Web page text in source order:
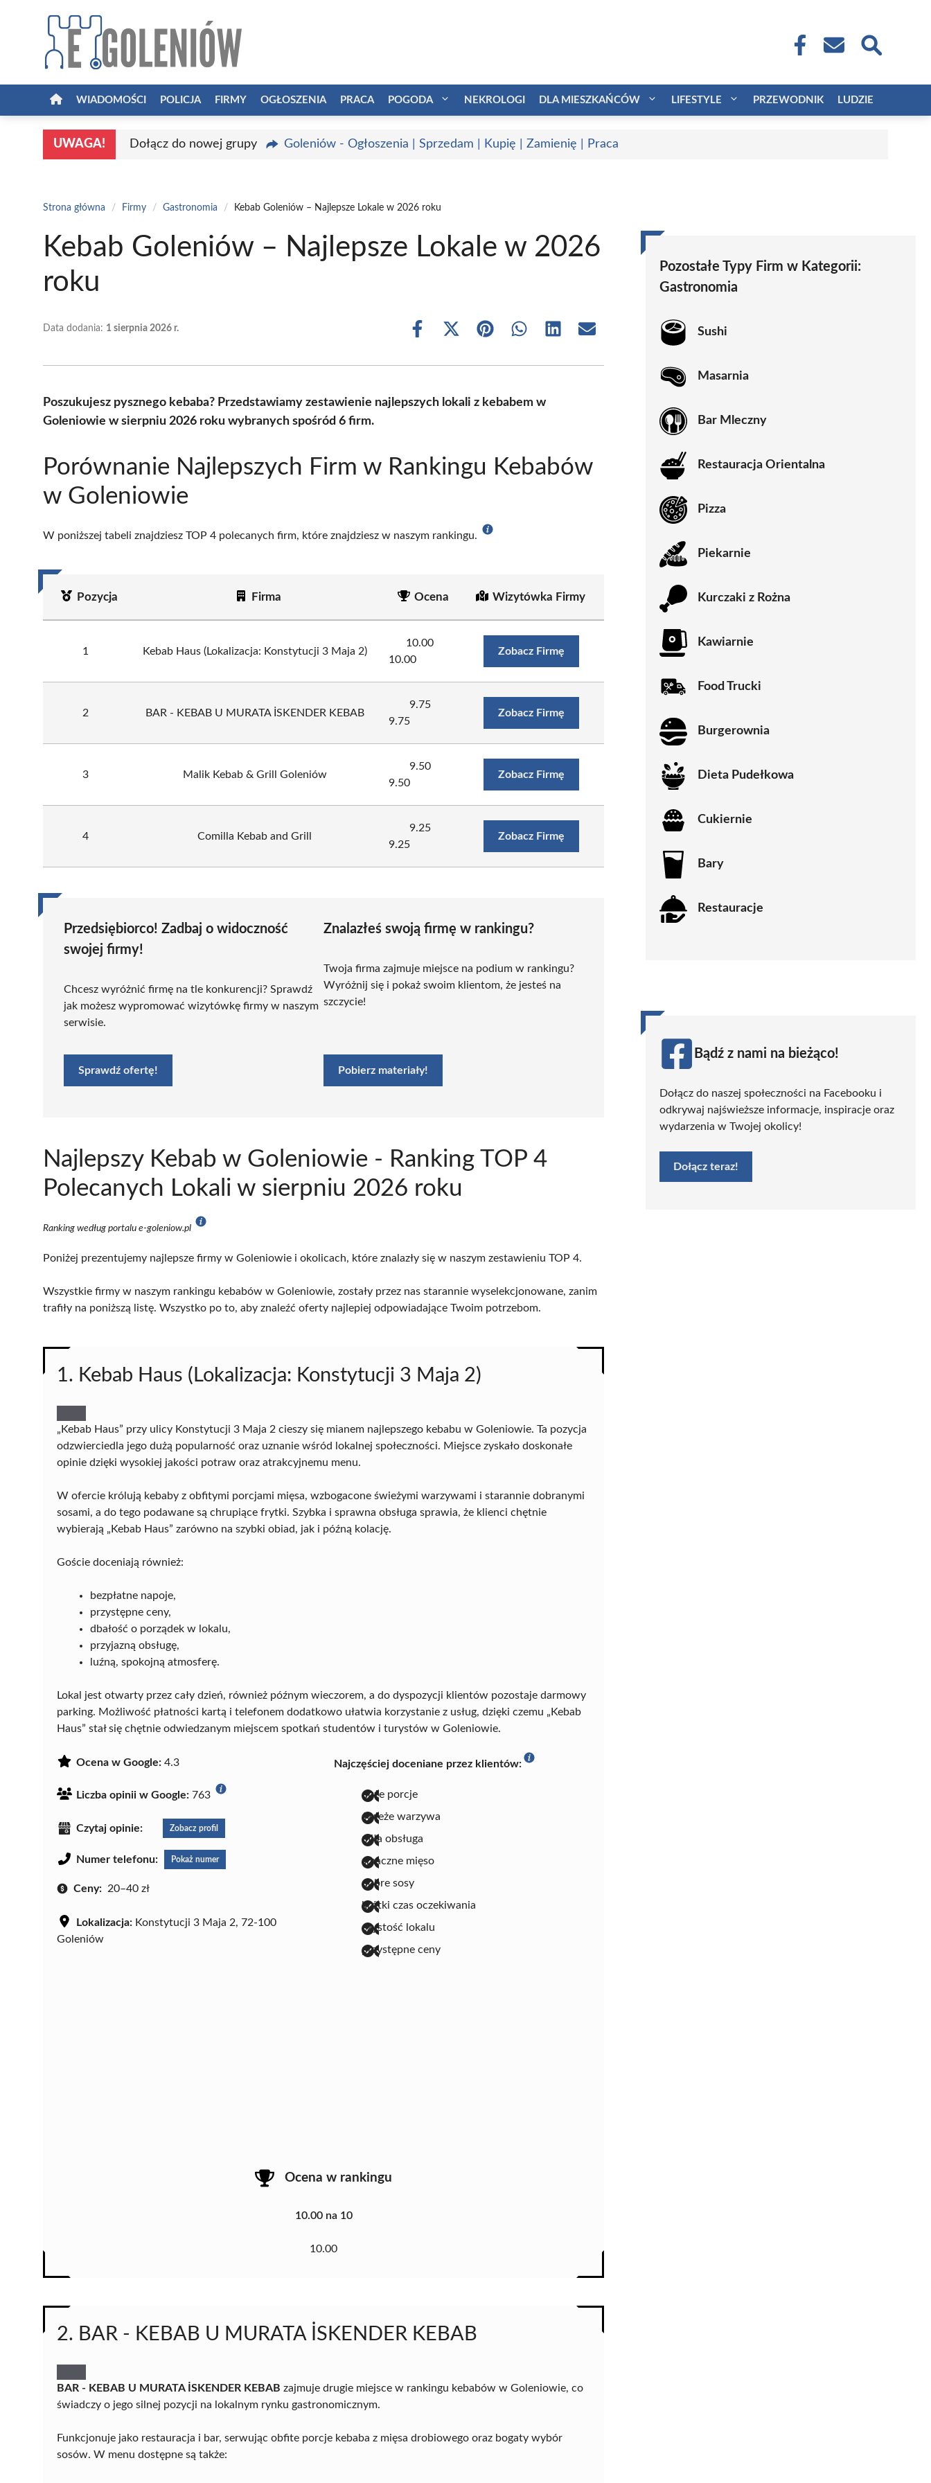
WIADOMOŚCI POLICJA FIRMY OGŁOSZENIA PRACA POGODA NEKROLOGI DLA MIESZKAŃCÓW LIFESTYLE PRZEWODNIK LUDZIE
UWAGA! Dołącz do nowej grupy Goleniów - Ogłoszenia | Sprzedam | Kupię | Zamienię | Praca
Strona główna / Firmy / Gastronomia / Kebab Goleniów – Najlepsze Lokale w 2026 roku
Kebab Goleniów – Najlepsze Lokale w 2026
roku
Data dodania: 1 sierpnia 2026 r.
Share
Share
(Twitter)
Share Share Share Share
Poszukujesz pysznego kebaba? Przedstawiamy zestawienie najlepszych lokali z kebabem w
Goleniowie w sierpniu 2026 roku wybranych spośród 6 firm.
Porównanie Najlepszych Firm w Rankingu Kebabów
w Goleniowie
W poniższej tabeli znajdziesz TOP 4 polecanych firm, które znajdziesz w naszym rankingu.
Pozycja Firma Ocena Wizytówka Firmy
1 Kebab Haus (Lokalizacja: Konstytucji 3 Maja 2)
10.00
10.00
Zobacz Firmę
2 BAR - KEBAB U MURATA İSKENDER KEBAB
9.75
9.75
Zobacz Firmę
3 Malik Kebab & Grill Goleniów
9.50
9.50
Zobacz Firmę
4 Comilla Kebab and Grill
9.25
9.25
Zobacz Firmę
Przedsiębiorco! Zadbaj o widoczność
swojej firmy!
Chcesz wyróżnić firmę na tle konkurencji? Sprawdź
jak możesz wypromować wizytówkę firmy w naszym
serwisie.
Sprawdź ofertę!
Znalazłeś swoją firmę w rankingu?
Twoja firma zajmuje miejsce na podium w rankingu?
Wyróżnij się i pokaż swoim klientom, że jesteś na
szczycie!
Pobierz materiały!
Najlepszy Kebab w Goleniowie - Ranking TOP 4
Polecanych Lokali w sierpniu 2026 roku
Ranking według portalu e-goleniow.pl
Poniżej prezentujemy najlepsze firmy w Goleniowie i okolicach, które znalazły się w naszym zestawieniu TOP 4.
Wszystkie firmy w naszym rankingu kebabów w Goleniowie, zostały przez nas starannie wyselekcjonowane, zanim
trafiły na poniższą listę. Wszystko po to, aby znaleźć oferty najlepiej odpowiadające Twoim potrzebom.
1. Kebab Haus (Lokalizacja: Konstytucji 3 Maja 2)
„Kebab Haus” przy ulicy Konstytucji 3 Maja 2 cieszy się mianem najlepszego kebabu w Goleniowie. Ta pozycja
odzwierciedla jego dużą popularność oraz uznanie wśród lokalnej społeczności. Miejsce zyskało doskonałe
opinie dzięki wysokiej jakości potraw oraz atrakcyjnemu menu.
W ofercie królują kebaby z obfitymi porcjami mięsa, wzbogacone świeżymi warzywami i starannie dobranymi
sosami, a do tego podawane są chrupiące frytki. Szybka i sprawna obsługa sprawia, że klienci chętnie
wybierają „Kebab Haus” zarówno na szybki obiad, jak i późną kolację.
Goście doceniają również:
bezpłatne napoje,
przystępne ceny,
dbałość o porządek w lokalu,
przyjazną obsługę,
luźną, spokojną atmosferę.
Lokal jest otwarty przez cały dzień, również późnym wieczorem, a do dyspozycji klientów pozostaje darmowy
parking. Możliwość płatności kartą i telefonem dodatkowo ułatwia korzystanie z usług, dzięki czemu „Kebab
Haus” stał się chętnie odwiedzanym miejscem spotkań studentów i turystów w Goleniowie.
Ocena w Google: 4.3
Liczba opinii w Google: 763
Czytaj opinie: Zobacz profil
Numer telefonu: Pokaż numer
Ceny: 20–40 zł
Lokalizacja: Konstytucji 3 Maja 2, 72-100
Goleniów
Najczęściej doceniane przez klientów:
duże porcje
świeże warzywa
miła obsługa
smaczne mięso
dobre sosy
krótki czas oczekiwania
czystość lokalu
przystępne ceny
Ocena w rankingu
10.00 na 10
10.00
2. BAR - KEBAB U MURATA İSKENDER KEBAB
BAR - KEBAB U MURATA İSKENDER KEBAB zajmuje drugie miejsce w rankingu kebabów w Goleniowie, co
świadczy o jego silnej pozycji na lokalnym rynku gastronomicznym.
Funkcjonuje jako restauracja i bar, serwując obfite porcje kebaba z mięsa drobiowego oraz bogaty wybór
sosów. W menu dostępne są także:
Pozostałe Typy Firm w Kategorii:
Gastronomia
Sushi
Masarnia
Bar Mleczny
Restauracja Orientalna
Pizza
Piekarnie
Kurczaki z Rożna
Kawiarnie
Food Trucki
Burgerownia
Dieta Pudełkowa
Cukiernie
Bary
Restauracje
Bądź z nami na bieżąco!
Dołącz do naszej społeczności na Facebooku i
odkrywaj najświeższe informacje, inspiracje oraz
wydarzenia w Twojej okolicy!
Dołącz teraz!